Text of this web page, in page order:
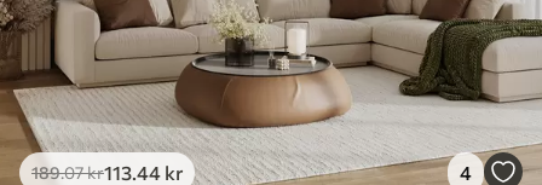
189.07kr113.44 kr 4